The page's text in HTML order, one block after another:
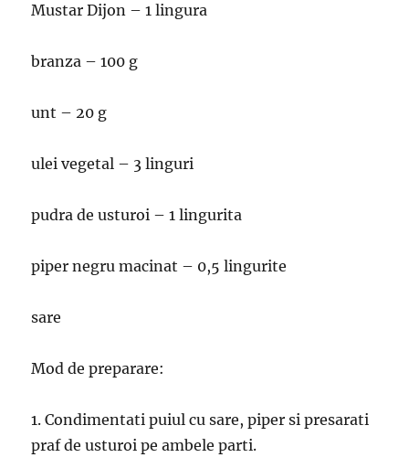
Mustar Dijon – 1 lingura
branza – 100 g
unt – 20 g
ulei vegetal – 3 linguri
pudra de usturoi – 1 lingurita
piper negru macinat – 0,5 lingurite
sare
Mod de preparare:
1. Condimentati puiul cu sare, piper si presarati
praf de usturoi pe ambele parti.